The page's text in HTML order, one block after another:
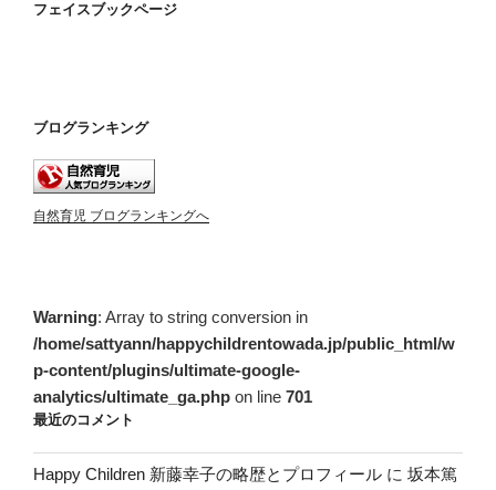
フェイスブックページ
ブログランキング
自然育児 ブログランキングへ
Warning: Array to string conversion in
/home/sattyann/happychildrentowada.jp/public_html/w
p-content/plugins/ultimate-google-
analytics/ultimate_ga.php on line 701
最近のコメント
Happy Children 新藤幸子の略歴とプロフィール に 坂本篤